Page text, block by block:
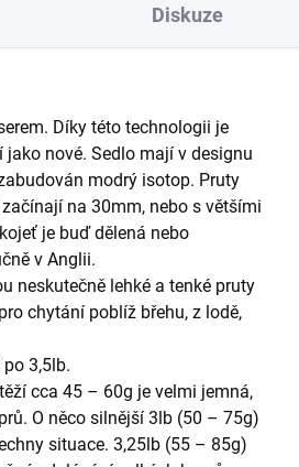
Diskuze
Díky této technologii je
nové. Sedlo mají v designu
modrý isotop. Pruty
na 30mm, nebo s většími
je buď dělená nebo
v Anglii.
neskutečně lehké a tenké pruty
chytání poblíž břehu, z lodě,
3,5lb.
cca 45 – 60g je velmi jemná,
O něco silnější 3lb (50 – 75g)
situace. 3,25lb (55 – 85g)